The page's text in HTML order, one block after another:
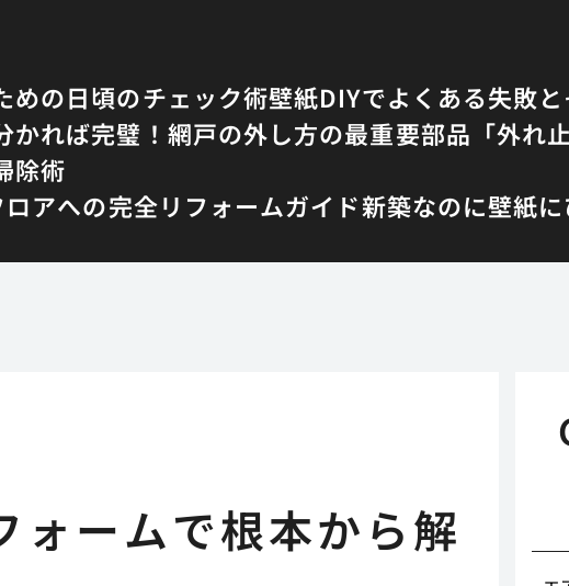
めの日頃のチェック術壁紙DIYでよくある失敗
かれば完璧！網戸の外し方の最重要部品「外れ止
除術
アへの完全リフォームガイド新築なのに壁紙
ォームで根本から解